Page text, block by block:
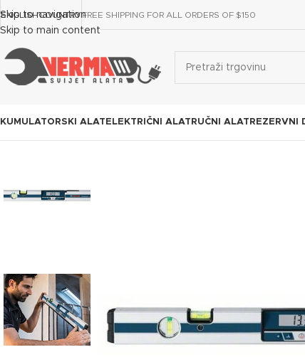
Skip to navigation
Skip to main content
ENGLISHCOUNTRYFREE SHIPPING FOR ALL ORDERS OF $150
ALAT ELEKTRIČNI ALAT RUČNI ALAT REZERVNI